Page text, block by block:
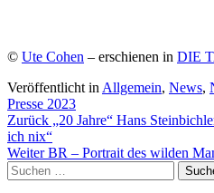
© Ute Cohen – erschienen in DIE
Veröffentlicht in Allgemein, News,
Presse 2023
Beitragsnavigation
Zurück „20 Jahre“ Hans
ich nix“
WeiterBR – Portrait des wilden
Suchen
nach: